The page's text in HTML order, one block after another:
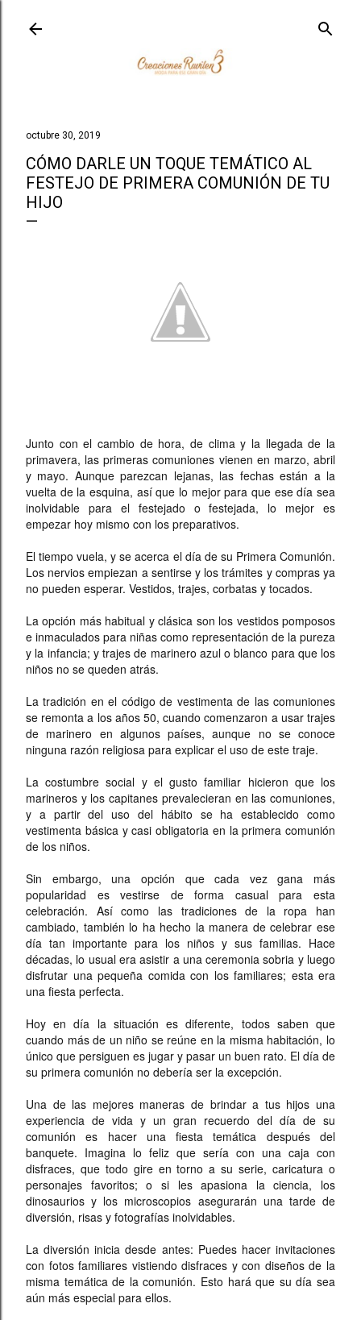
octubre 30, 2019
CÓMO DARLE UN TOQUE TEMÁTICO AL
FESTEJO DE PRIMERA COMUNIÓN DE TU
HIJO
Junto con el cambio de hora, de clima y la llegada de la
primavera, las primeras comuniones vienen en marzo, abril
y mayo. Aunque parezcan lejanas, las fechas están a la
vuelta de la esquina, así que lo mejor para que ese día sea
inolvidable para el festejado o festejada, lo mejor es
empezar hoy mismo con los preparativos.
El tiempo vuela, y se acerca el día de su Primera Comunión.
Los nervios empiezan a sentirse y los trámites y compras ya
no pueden esperar. Vestidos, trajes, corbatas y tocados.
La opción más habitual y clásica son los vestidos pomposos
e inmaculados para niñas como representación de la pureza
y la infancia; y trajes de marinero azul o blanco para que los
niños no se queden atrás.
La tradición en el código de vestimenta de las comuniones
se remonta a los años 50, cuando comenzaron a usar trajes
de marinero en algunos países, aunque no se conoce
ninguna razón religiosa para explicar el uso de este traje.
La costumbre social y el gusto familiar hicieron que los
marineros y los capitanes prevalecieran en las comuniones,
y a partir del uso del hábito se ha establecido como
vestimenta básica y casi obligatoria en la primera comunión
de los niños.
Sin embargo, una opción que cada vez gana más
popularidad es vestirse de forma casual para esta
celebración. Así como las tradiciones de la ropa han
cambiado, también lo ha hecho la manera de celebrar ese
día tan importante para los niños y sus familias. Hace
décadas, lo usual era asistir a una ceremonia sobria y luego
disfrutar una pequeña comida con los familiares; esta era
una fiesta perfecta.
Hoy en día la situación es diferente, todos saben que
cuando más de un niño se reúne en la misma habitación, lo
único que persiguen es jugar y pasar un buen rato. El día de
su primera comunión no debería ser la excepción.
Una de las mejores maneras de brindar a tus hijos una
experiencia de vida y un gran recuerdo del día de su
comunión es hacer una fiesta temática después del
banquete. Imagina lo feliz que sería con una caja con
disfraces, que todo gire en torno a su serie, caricatura o
personajes favoritos; o si les apasiona la ciencia, los
dinosaurios y los microscopios asegurarán una tarde de
diversión, risas y fotografías inolvidables.
La diversión inicia desde antes: Puedes hacer invitaciones
con fotos familiares vistiendo disfraces y con diseños de la
misma temática de la comunión. Esto hará que su día sea
aún más especial para ellos.